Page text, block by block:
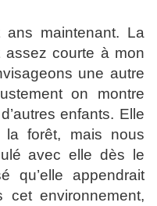
maintenant. La
courte à mon
une autre
on montre
enfants. Elle
forêt, mais nous
avec elle dès le
qu’elle appendrait
environnement,